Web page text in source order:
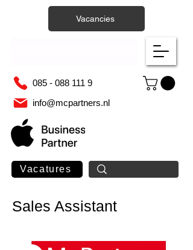
085 - 088 111 9
info@mcpartners.nl
Vacatures
Vacancies
Sales Assistant